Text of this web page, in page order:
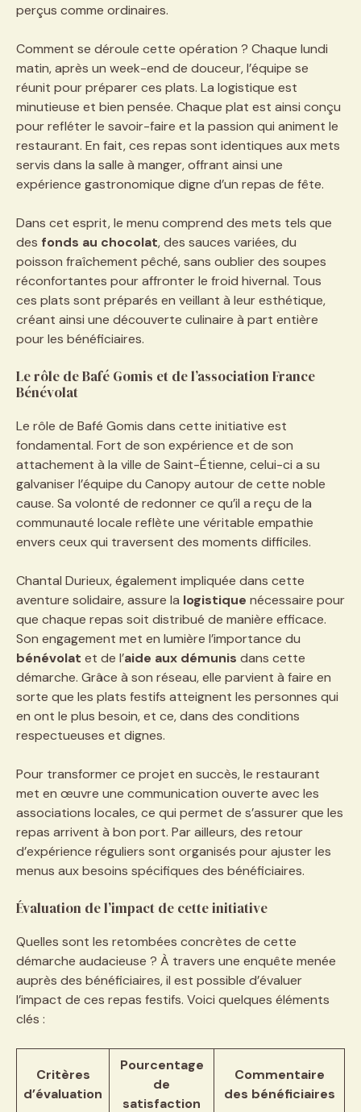
perçus comme ordinaires.
Comment se déroule cette opération ? Chaque lundi
matin, après un week-end de douceur, l’équipe se
réunit pour préparer ces plats. La logistique est
minutieuse et bien pensée. Chaque plat est ainsi conçu
pour refléter le savoir-faire et la passion qui animent le
restaurant. En fait, ces repas sont identiques aux mets
servis dans la salle à manger, offrant ainsi une
expérience gastronomique digne d’un repas de fête.
Dans cet esprit, le menu comprend des mets tels que
des fonds au chocolat, des sauces variées, du
poisson fraîchement pêché, sans oublier des soupes
réconfortantes pour affronter le froid hivernal. Tous
ces plats sont préparés en veillant à leur esthétique,
créant ainsi une découverte culinaire à part entière
pour les bénéficiaires.
Le rôle de Bafé Gomis et de l’association France
Bénévolat
Le rôle de Bafé Gomis dans cette initiative est
fondamental. Fort de son expérience et de son
attachement à la ville de Saint-Étienne, celui-ci a su
galvaniser l’équipe du Canopy autour de cette noble
cause. Sa volonté de redonner ce qu’il a reçu de la
communauté locale reflète une véritable empathie
envers ceux qui traversent des moments difficiles.
Chantal Durieux, également impliquée dans cette
aventure solidaire, assure la logistique nécessaire pour
que chaque repas soit distribué de manière efficace.
Son engagement met en lumière l’importance du
bénévolat et de l’aide aux démunis dans cette
démarche. Grâce à son réseau, elle parvient à faire en
sorte que les plats festifs atteignent les personnes qui
en ont le plus besoin, et ce, dans des conditions
respectueuses et dignes.
Pour transformer ce projet en succès, le restaurant
met en œuvre une communication ouverte avec les
associations locales, ce qui permet de s’assurer que les
repas arrivent à bon port. Par ailleurs, des retour
d’expérience réguliers sont organisés pour ajuster les
menus aux besoins spécifiques des bénéficiaires.
Évaluation de l’impact de cette initiative
Quelles sont les retombées concrètes de cette
démarche audacieuse ? À travers une enquête menée
auprès des bénéficiaires, il est possible d’évaluer
l’impact de ces repas festifs. Voici quelques éléments
clés :
Critères
d’évaluation
Pourcentage
de
satisfaction
Commentaire
des bénéficiaires